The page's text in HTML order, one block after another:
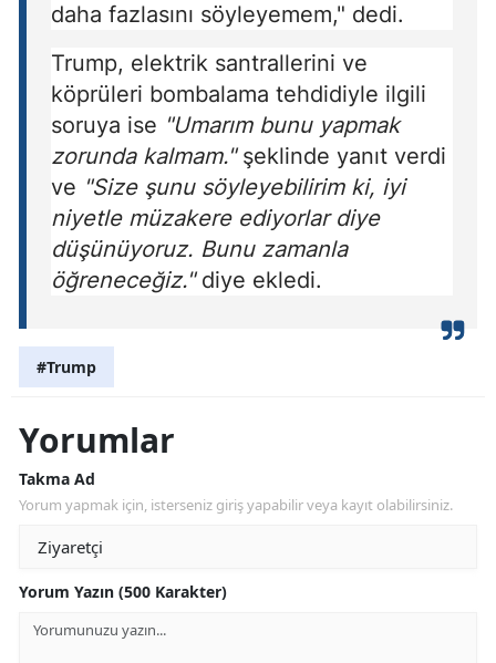
daha fazlasını söyleyemem," dedi.
Trump, elektrik santrallerini ve
köprüleri bombalama tehdidiyle ilgili
soruya ise "Umarım bunu yapmak
zorunda kalmam."şeklinde yanıt verdi
ve "Size şunu söyleyebilirim ki, iyi
niyetle müzakere ediyorlar diye
düşünüyoruz. Bunu zamanla
öğreneceğiz."diye ekledi.
#Trump
Yorumlar
Takma Ad
Yorum yapmak için, isterseniz giriş yapabilir veya kayıt olabilirsiniz.
Yorum Yazın (500 Karakter)